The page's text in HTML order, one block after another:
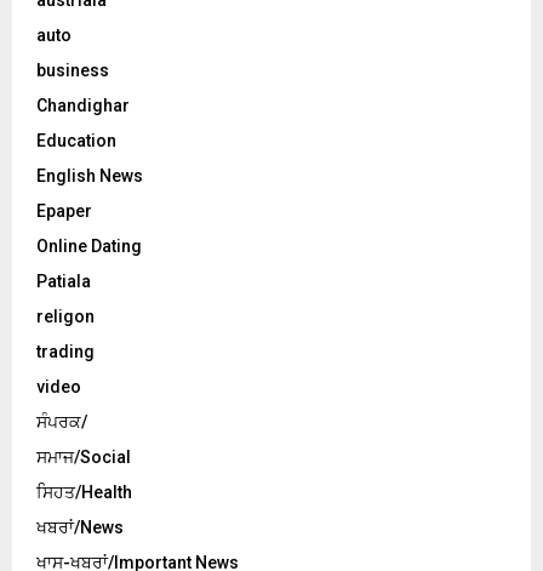
auto
business
Chandighar
Education
English News
Epaper
Online Dating
Patiala
religon
trading
video
ਸੰਪਰਕ/
ਸਮਾਜ/Social
ਸਿਹਤ/Health
ਖਬਰਾਂ/News
ਖਾਸ-ਖਬਰਾਂ/Important News